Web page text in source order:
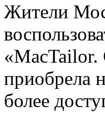
Жители
«MacTailor.
приобрела
более